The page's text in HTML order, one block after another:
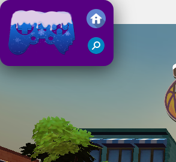
Juegos Friv 2018
Dunk Dash